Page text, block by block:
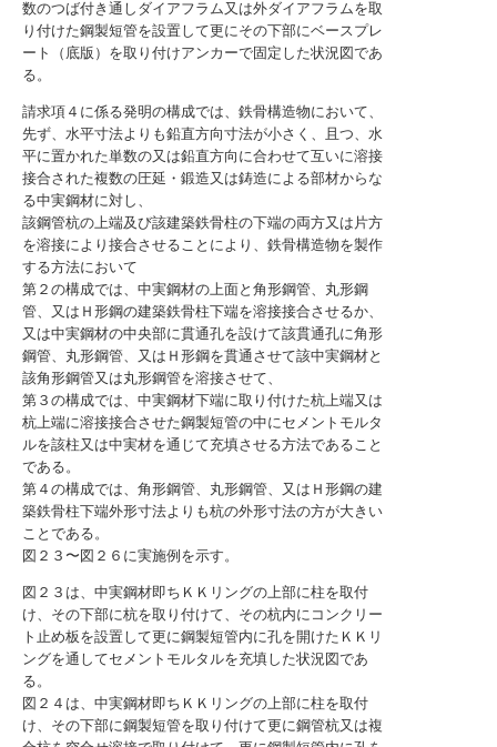
数のつば付き通しダイアフラム又は外ダイアフラムを取
り付けた鋼製短管を設置して更にその下部にベースプレ
ート（底版）を取り付けアンカーで固定した状況図であ
る。
請求項４に係る発明の構成では、鉄骨構造物において、
先ず、水平寸法よりも鉛直方向寸法が小さく、且つ、水
平に置かれた単数の又は鉛直方向に合わせて互いに溶接
接合された複数の圧延・鍛造又は鋳造による部材からな
る中実鋼材に対し、
該鋼管杭の上端及び該建築鉄骨柱の下端の両方又は片方
を溶接により接合させることにより、鉄骨構造物を製作
する方法において
第２の構成では、中実鋼材の上面と角形鋼管、丸形鋼
管、又はＨ形鋼の建築鉄骨柱下端を溶接接合させるか、
又は中実鋼材の中央部に貫通孔を設けて該貫通孔に角形
鋼管、丸形鋼管、又はＨ形鋼を貫通させて該中実鋼材と
該角形鋼管又は丸形鋼管を溶接させて、
第３の構成では、中実鋼材下端に取り付けた杭上端又は
杭上端に溶接接合させた鋼製短管の中にセメントモルタ
ルを該柱又は中実材を通じて充填させる方法であること
である。
第４の構成では、角形鋼管、丸形鋼管、又はＨ形鋼の建
築鉄骨柱下端外形寸法よりも杭の外形寸法の方が大きい
ことである。
図２３〜図２６に実施例を示す。
図２３は、中実鋼材即ちＫＫリングの上部に柱を取付
け、その下部に杭を取り付けて、その杭内にコンクリー
ト止め板を設置して更に鋼製短管内に孔を開けたＫＫリ
ングを通してセメントモルタルを充填した状況図であ
る。
図２４は、中実鋼材即ちＫＫリングの上部に柱を取付
け、その下部に鋼製短管を取り付けて更に鋼管杭又は複